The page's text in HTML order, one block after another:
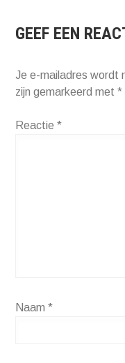
GEEF EEN
Je e-mailadres wordt
zijn gemarkeerd met*
Reactie*
Naam*